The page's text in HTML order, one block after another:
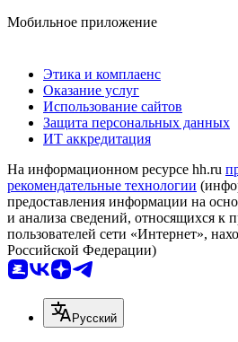
Мобильное приложение
Этика и комплаенс
Оказание услуг
Использование сайтов
Защита персональных данных
ИТ аккредитация
На информационном ресурсе hh.ru
рекомендательные технологии
предоставления информации на
и анализа сведений, относящихся к
пользователей сети «Интернет»,
Российской Федерации)
Русский